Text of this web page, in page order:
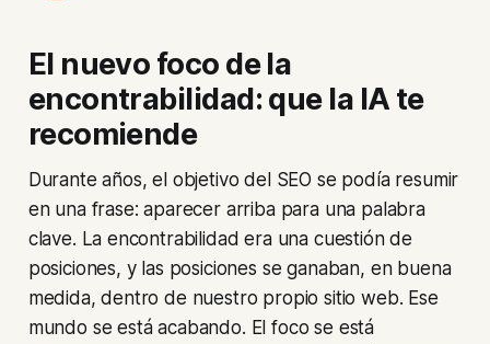
El nuevo foco de la
encontrabilidad: que la IA te
recomiende
Durante años, el objetivo del SEO se podía resumir
en una frase: aparecer arriba para una palabra
clave. La encontrabilidad era una cuestión de
posiciones, y las posiciones se ganaban, en buena
medida, dentro de nuestro propio sitio web. Ese
mundo se está acabando. El foco se está